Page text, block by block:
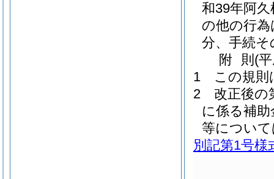
和39年阿
の他の行
分、手続
附 則 (
1
この規則
2
改正後の
に係る補
等につい
別記第1号様